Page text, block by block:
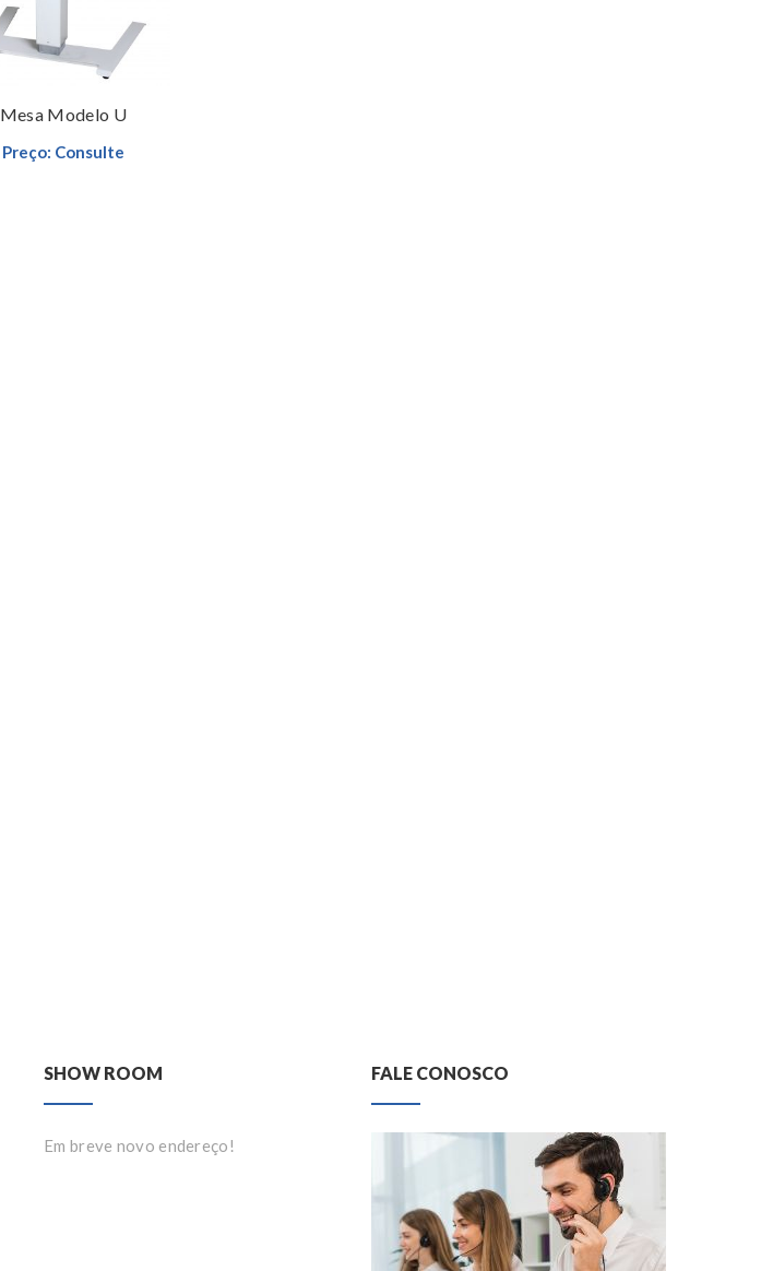
Preço: Consulte
Mesa Modelo U
Preço: Consulte
SHOW ROOM
Em breve novo endereço!
FALE CONOSCO